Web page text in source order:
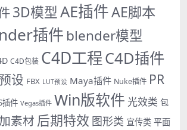
3D模型AE插件AE脚本
插件 blender模型
C4D包装 C4D工程C4D插件
设 FBX LUT预设 Maya插件 Nuke插件 PR
插件 Vegas插件 Win版软件 光效类 包
素材 后期特效 图形类 宣传类 平面